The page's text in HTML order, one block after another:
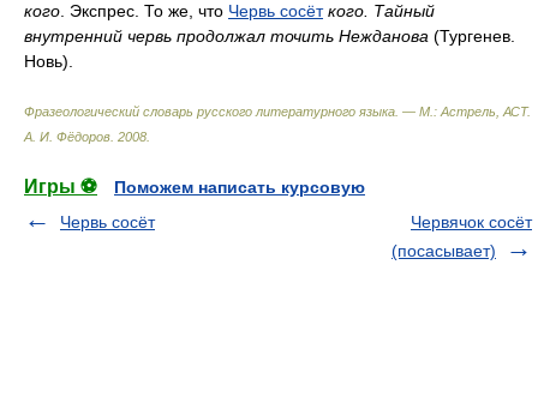
кого . Экспрес. То же, что Червь сосёт кого. Тайный
внутренний червь продолжал точить Нежданова (Тургенев.
Новь).
Фразеологический словарь русского литературного языка. — М.: Астрель, АСТ.
А. И. Фёдоров 2008
Игры ⚽
Поможем написать курсовую
Червь сосёт
Червячок сосёт
(посасывает)